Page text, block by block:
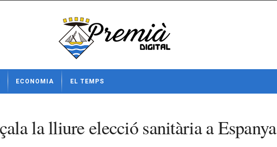
ECONOMIA EL TEMPS
la lliure elecció sanitària a Espanya